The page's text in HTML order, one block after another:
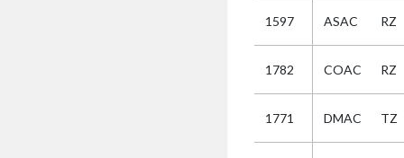
1597 ASAC RZ
1782 COAC RZ
1771 DMAC TZ